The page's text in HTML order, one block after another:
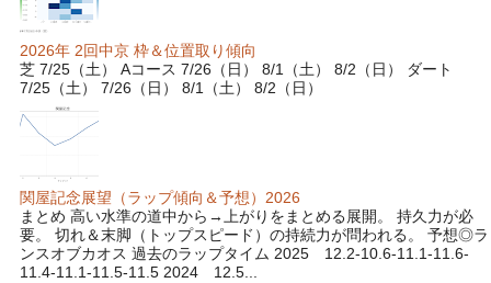
2026年 2回中京 枠＆位置取り傾向
芝 7/25（土） Aコース 7/26（日） 8/1（土） 8/2（日） ダート
7/25（土） 7/26（日） 8/1（土） 8/2（日）
関屋記念展望（ラップ傾向＆予想）2026
まとめ 高い水準の道中から→上がりをまとめる展開。 持久力が必
要。 切れ＆末脚（トップスピード）の持続力が問われる。 予想◎ラ
ンスオブカオス 過去のラップタイム 2025 12.2-10.6-11.1-11.6-
11.4-11.1-11.5-11.5 2024 12.5...